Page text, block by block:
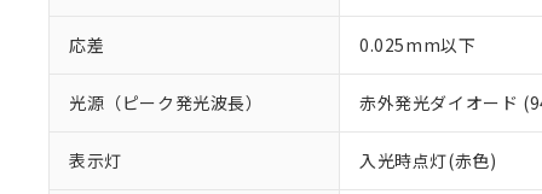
応差 0.025mm以下
光源（ピーク発光波長） 赤外発光ダイオード
表示灯 入光時点灯(赤色)